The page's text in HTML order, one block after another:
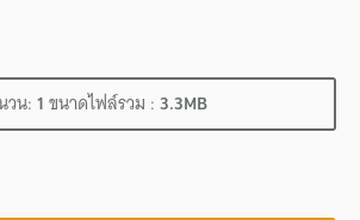
วน:1ขนาดไฟล์รวม :3.3MB